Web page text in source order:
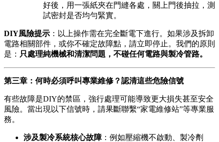
好後，用一張紙夾在門縫各處，關上門後抽拉，測
試密封是否均勻緊實。
DIY風險提示 ：以上操作需在完全斷電下進行。如果涉及拆卸
電路相關部件，或你不確定故障點，請立即停止。我們的原則
是： 只處理純機械和清潔問題，不碰任何電路與製冷管路。
第三章：何時必須呼叫專業維修？認清這些危險信號
有些故障是DIY的禁區，強行處理可能導致更大損失甚至安全
風險。當出現以下信號時，請果斷聯繫“家電維修站”等專業服
務。
涉及製冷系統核心故障：例如壓縮機不啟動、製冷劑